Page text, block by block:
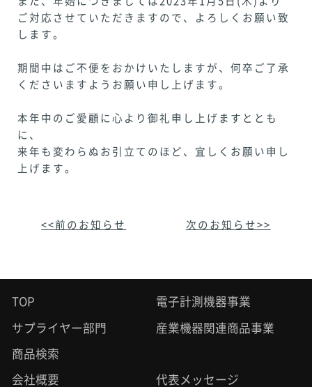
ご対応させていただきますので、よろしくお願い致
します。
期間中はご不便をおかけいたしますが、何卒ご了承
くださいますようお願い申し上げます。
本年中のご愛顧に心より御礼申し上げますととも
に、
来年も変わらぬお引立てのほど、宜しくお願い申し
上げます。
<<前のお知らせ 次のお知らせ>>
TOP 電子計測機器事業
サプライヤー部門 産業機器関連商品事業
商品検索
会社概要 代表メッセージ